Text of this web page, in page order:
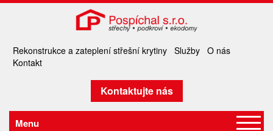
Rekonstrukce a zateplení střešní krytiny Služby O nás
Kontakt
Kontaktujte nás
Menu